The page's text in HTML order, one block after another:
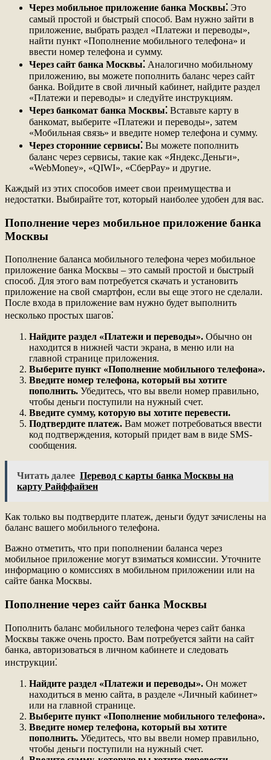
Через мобильное приложение банка Москвы⁚ Это
самый простой и быстрый способ. Вам нужно зайти в
приложение, выбрать раздел «Платежи и переводы»,
найти пункт «Пополнение мобильного телефона» и
ввести номер телефона и сумму.
Через сайт банка Москвы⁚ Аналогично мобильному
приложению, вы можете пополнить баланс через сайт
банка. Войдите в свой личный кабинет, найдите раздел
«Платежи и переводы» и следуйте инструкциям.
Через банкомат банка Москвы⁚ Вставьте карту в
банкомат, выберите «Платежи и переводы», затем
«Мобильная связь» и введите номер телефона и сумму.
Через сторонние сервисы⁚ Вы можете пополнить
баланс через сервисы, такие как «Яндекс.Деньги»,
«WebMoney», «QIWI», «СберPay» и другие.
Каждый из этих способов имеет свои преимущества и
недостатки. Выбирайте тот, который наиболее удобен для вас.
Пополнение через мобильное приложение банка
Москвы
Пополнение баланса мобильного телефона через мобильное
приложение банка Москвы – это самый простой и быстрый
способ. Для этого вам потребуется скачать и установить
приложение на свой смартфон, если вы еще этого не сделали.
После входа в приложение вам нужно будет выполнить
несколько простых шагов⁚
Найдите раздел «Платежи и переводы». Обычно он
находится в нижней части экрана, в меню или на
главной странице приложения.
Выберите пункт «Пополнение мобильного телефона».
Введите номер телефона, который вы хотите
пополнить. Убедитесь, что вы ввели номер правильно,
чтобы деньги поступили на нужный счет.
Введите сумму, которую вы хотите перевести.
Подтвердите платеж. Вам может потребоваться ввести
код подтверждения, который придет вам в виде SMS-
сообщения.
Читать далее Перевод с карты банка Москвы на
карту Райффайзен
Как только вы подтвердите платеж, деньги будут зачислены на
баланс вашего мобильного телефона.
Важно отметить, что при пополнении баланса через
мобильное приложение могут взиматься комиссии. Уточните
информацию о комиссиях в мобильном приложении или на
сайте банка Москвы.
Пополнение через сайт банка Москвы
Пополнить баланс мобильного телефона через сайт банка
Москвы также очень просто. Вам потребуется зайти на сайт
банка, авторизоваться в личном кабинете и следовать
инструкции⁚
Найдите раздел «Платежи и переводы». Он может
находиться в меню сайта, в разделе «Личный кабинет»
или на главной странице.
Выберите пункт «Пополнение мобильного телефона».
Введите номер телефона, который вы хотите
пополнить. Убедитесь, что вы ввели номер правильно,
чтобы деньги поступили на нужный счет.